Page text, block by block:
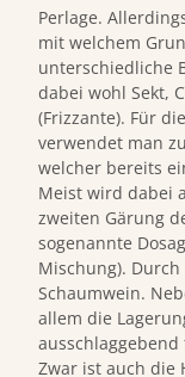
Perlage.
mit welchem
unterschiedliche
dabei wohl Sekt,
(Frizzante). Für
verwendet man
welcher bereits
Meist wird dabei
zweiten Gärung
sogenannte
Mischung).
Schaumwein.
allem die
ausschlaggebend
Zwar ist auch die